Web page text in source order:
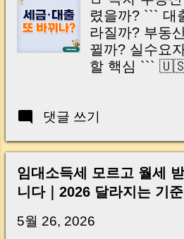
수 있고, 새집
조금 늦게 팔
세 혜택을 놓
근 발표된
편안 에는 일
제 혜택, 상생
택자 양도소득
래에 직접 영
“세금이 오른
가 아닙니다.
금 차이가 크게
렸을까? ``` 대
라질까? 부동
뀔까? 실수요
할 핵심 ```
Being Held?
Could Real
Change?
Homeowners
최근 정부가
논의하기 위한
댓글 쓰기
임대소득세 모르고 월세
니다｜2026 달라지는 기준
5월 26, 2026